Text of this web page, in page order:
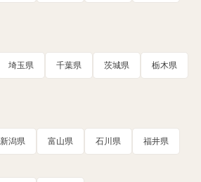
埼玉県 千葉県 茨城県 栃木県
新潟県 富山県 石川県 福井県